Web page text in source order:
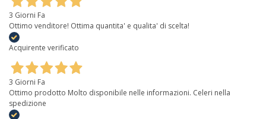
3 Giorni Fa
Ottimo venditore! Ottima quantita' e qualita' di scelta!
Acquirente verificato
3 Giorni Fa
Ottimo prodotto Molto disponibile nelle informazioni. Celeri nella
spedizione